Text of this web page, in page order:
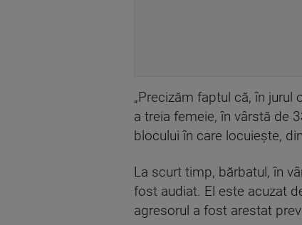
„Precizăm faptul că, în
a treia femeie, în vârstă de
blocului în care locuieşte,
La scurt timp, bărbatul, în
fost audiat. El este acuzat
agresorul a fost arestat